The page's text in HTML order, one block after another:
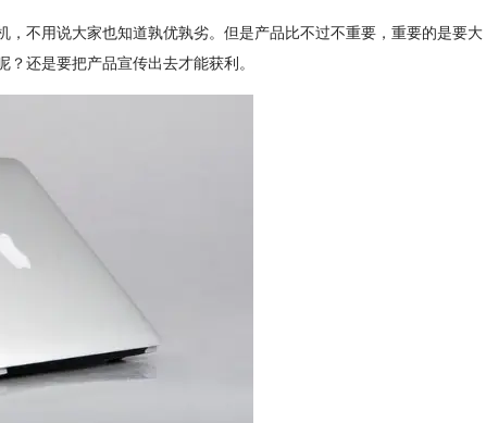
不用说大家也知道孰优孰劣。但是产品比不过不重要，重要的是要大
还是要把产品宣传出去才能获利。